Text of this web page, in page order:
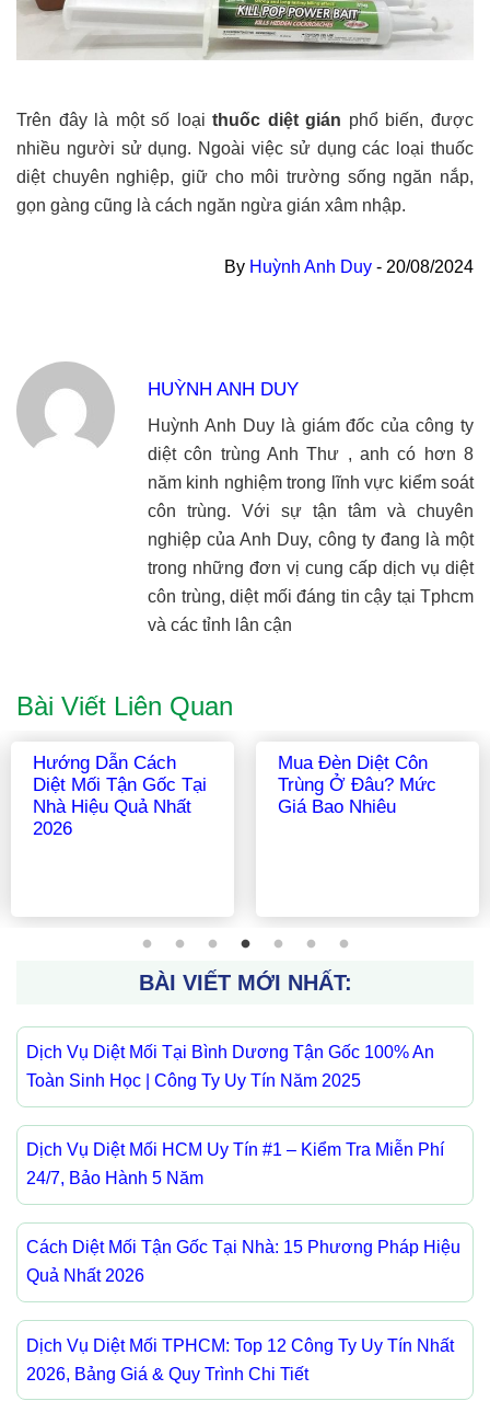
Trên đây là một số loạithuốc diệt gián phổ biến, được
nhiều người sử dụng. Ngoài việc sử dụng các loại thuốc
diệt chuyên nghiệp, giữ cho môi trường sống ngăn nắp,
gọn gàng cũng là cách ngăn ngừa gián xâm nhập.
By Huỳnh Anh Duy - 20/08/2024
HUỲNH ANH DUY
Huỳnh Anh Duy là giám đốc của công ty
diệt côn trùng Anh Thư , anh có hơn 8
năm kinh nghiệm trong lĩnh vực kiểm soát
côn trùng. Với sự tận tâm và chuyên
nghiệp của Anh Duy, công ty đang là một
trong những đơn vị cung cấp dịch vụ diệt
côn trùng, diệt mối đáng tin cậy tại Tphcm
và các tỉnh lân cận
Bài Viết Liên Quan
Hướng Dẫn Cách
Diệt Mối Tận Gốc Tại
Nhà Hiệu Quả Nhất
2026
Mua Đèn Diệt Côn
Trùng Ở Đâu? Mức
Giá Bao Nhiêu
BÀI VIẾT MỚI NHẤT:
Dịch Vụ Diệt Mối Tại Bình Dương Tận Gốc 100% An
Toàn Sinh Học | Công Ty Uy Tín Năm 2025
Dịch Vụ Diệt Mối HCM Uy Tín #1 – Kiểm Tra Miễn Phí
24/7, Bảo Hành 5 Năm
Cách Diệt Mối Tận Gốc Tại Nhà: 15 Phương Pháp Hiệu
Quả Nhất 2026
Dịch Vụ Diệt Mối TPHCM: Top 12 Công Ty Uy Tín Nhất
2026, Bảng Giá & Quy Trình Chi Tiết